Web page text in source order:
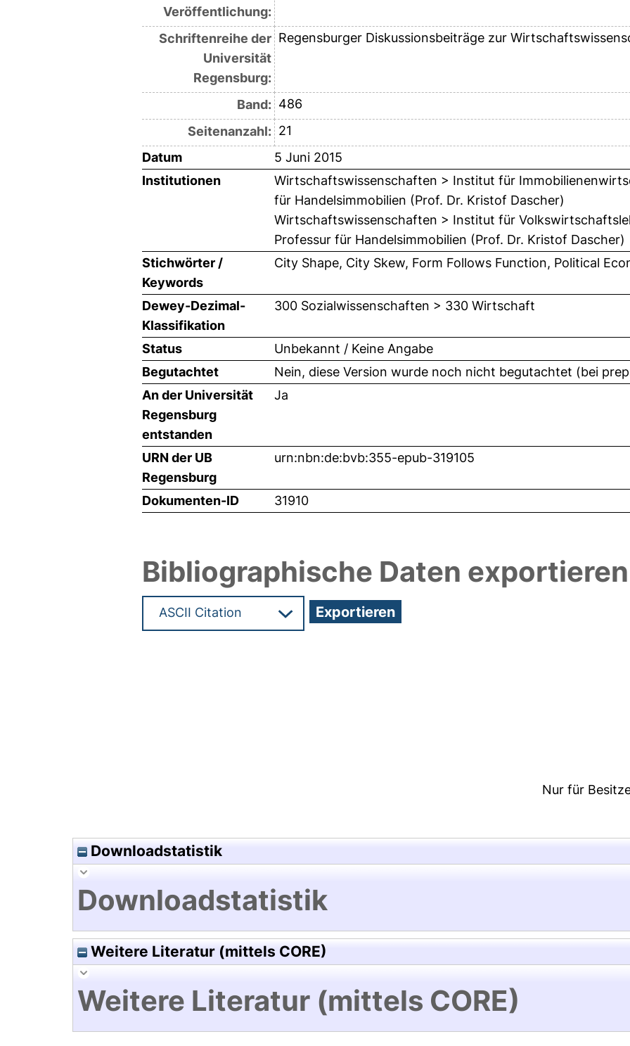
Veröffentlichung:
Schriftenreihe der
Universität
Regensburg:
Regensburger Diskussionsbeiträge zur
Band: 486
Seitenanzahl: 21
Datum
5 Juni 2015
Institutionen
Wirtschaftswissenschaften > Institut für
für Handelsimmobilien (Prof. Dr. Kristof Dascher)
Wirtschaftswissenschaften > Institut für
Professur für Handelsimmobilien (Prof. Dr. Kristof Dascher)
Stichwörter /
Keywords
City Shape, City Skew, Form Follows Function, Political
Dewey-Dezimal-
Klassifikation
300 Sozialwissenschaften > 330 Wirtschaft
Status
Unbekannt / Keine Angabe
Begutachtet
Nein, diese Version wurde noch nicht begutachtet (bei
An der Universität
Regensburg
entstanden
Ja
URN der UB
Regensburg
urn:nbn:de:bvb:355-epub-319105
Dokumenten-ID 31910
Bibliographische Daten exportieren
Nur für
Downloadstatistik
Downloadstatistik
Weitere Literatur (mittels CORE)
Weitere Literatur (mittels CORE)